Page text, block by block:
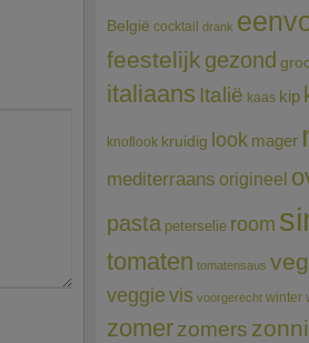
België cocktail drank
feestelijk gezond
italiaans Italië kaas kip
knoflook kruidig look mager
mediterraans origineel
pasta peterselie room
tomaten tomatensaus
veggie vis voorgerecht winter
zomerzomers